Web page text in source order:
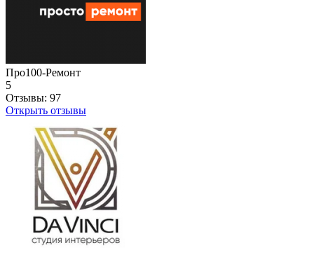
Про100-Ремонт
5
Отзывы: 97
Открыть отзывы